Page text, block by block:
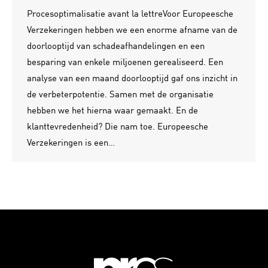
Procesoptimalisatie avant la lettreVoor Europeesche
Verzekeringen hebben we een enorme afname van de
doorlooptijd van schadeafhandelingen en een
besparing van enkele miljoenen gerealiseerd. Een
analyse van een maand doorlooptijd gaf ons inzicht in
de verbeterpotentie. Samen met de organisatie
hebben we het hierna waar gemaakt. En de
klanttevredenheid? Die nam toe. Europeesche
Verzekeringen is een…